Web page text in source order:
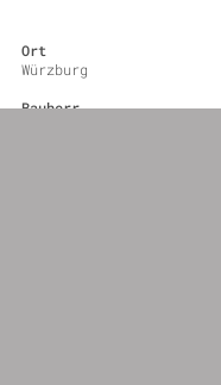
Ort
Würzburg
Bauherr